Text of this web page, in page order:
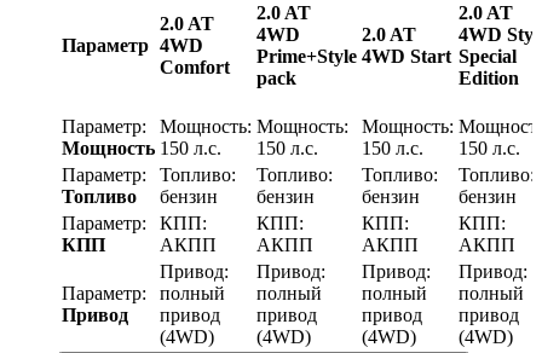
Параметр
2.0 AT
4WD
Comfort
2.0 AT
4WD
Prime+Style
pack
2.0 AT
4WD Start
2.0 AT
4WD
Special
Edition
Параметр:
Мощность
Мощность:
150 л.с.
Мощность:
150 л.с.
Мощность:
150 л.с.
150 л.с.
Параметр:
Топливо
Топливо:
бензин
Топливо:
бензин
Топливо:
бензин
Топливо:
бензин
Параметр:
КПП
КПП:
АКПП
КПП:
АКПП
КПП:
АКПП
КПП:
АКПП
Параметр:
Привод
Привод:
полный
привод
(4WD)
Привод:
полный
привод
(4WD)
Привод:
полный
привод
(4WD)
Привод:
полный
привод
(4WD)